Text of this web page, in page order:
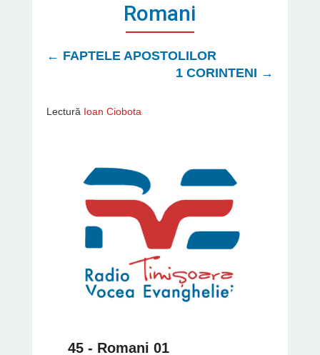
Romani
← FAPTELE APOSTOLILOR
1 CORINTENI →
Lectură Ioan Ciobota
45 - Romani 01